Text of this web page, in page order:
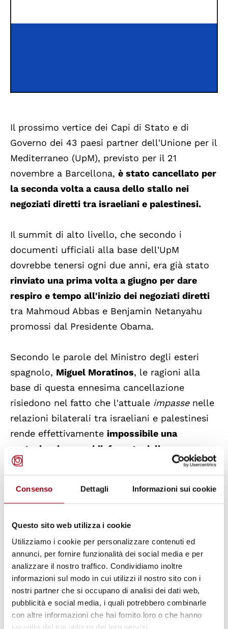
Consenso Dettagli Informazioni sui cookie
Questo sito web utilizza i cookie
Utilizziamo i cookie per personalizzare contenuti ed
annunci, per fornire funzionalità dei social media e per
analizzare il nostro traffico. Condividiamo inoltre
informazioni sul modo in cui utilizzi il nostro sito con i
nostri partner che si occupano di analisi dei dati web,
pubblicità e social media, i quali potrebbero combinarle
con altre informazioni che hai fornito loro o che hanno
raccolto dal tuo utilizzo dei loro servizi.
Il prossimo vertice dei Capi di Stato e di
Governo dei 43 paesi partner dell'Unione per il
Mediterraneo (UpM), previsto per il 21
novembre a Barcellona, è stato cancellato per
la seconda volta a causa dello stallo nei
negoziati diretti tra israeliani e palestinesi.
Il summit di alto livello, che secondo i
documenti ufficiali alla base dell'UpM
dovrebbe tenersi ogni due anni, era già stato
rinviato una prima volta a giugno per dare
respiro e tempo all'inizio dei negoziati diretti
tra Mahmoud Abbas e Benjamin Netanyahu
promossi dal Presidente Obama.
Secondo le parole del Ministro degli esteri
spagnolo, Miguel Moratinos, le ragioni alla
base di questa ennesima cancellazione
risiedono nel fatto che l'attuale impassenelle
relazioni bilaterali tra israeliani e palestinesi
rende effettivamente impossibile una
partecipazione soddisfacente delle
delegazioni dei paesi partner al vertice in
scorso lunedì dal Ministro spagnolo in
per il Mediterraneo,Nicholas Sarkozy
Mubarak.
Il Presidente del Parlamento Europeo,Jerry
Buzek
, ha dichiarato la propria
disapprovazione per questa scelta,
affermando che la cancellazione del summit